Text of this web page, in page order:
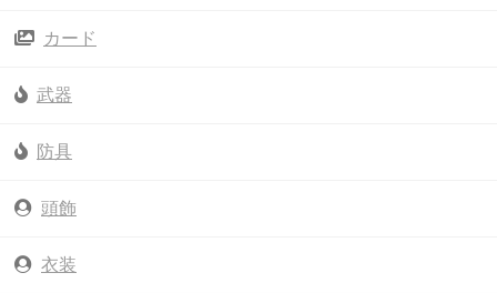
カード
武器
防具
頭飾
衣装